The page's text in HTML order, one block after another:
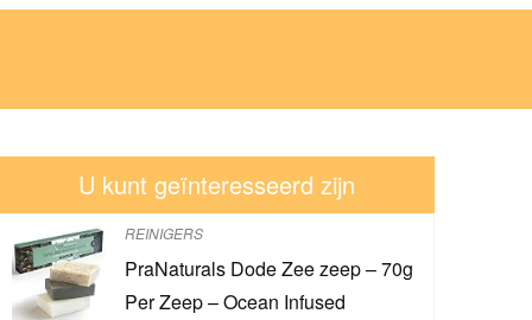
U kunt geïnteresseerd zijn
REINIGERS
PraNaturals Dode Zee zeep – 70g
Per Zeep – Ocean Infused